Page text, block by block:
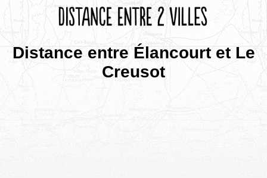
Distance entre Élancourt et Le
Creusot